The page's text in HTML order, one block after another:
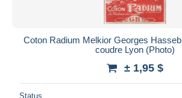
Coton Radium Melkior Georges
coudre Lyon (Photo)
± 1,95 $
Status